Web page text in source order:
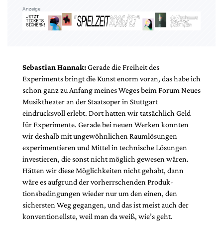
Anzeige
Sebastian Hannak:Gerade die Freiheit des
Experiments bringt die Kunst enorm voran, das habe ich
schon ganz zu Anfang meines Weges beim Forum Neues
Musiktheater an der Staatsoper in Stuttgart
eindrucksvoll erlebt. Dort hatten wir tatsächlich Geld
für Experimente. Gerade bei neuen Werken konnten
wir deshalb mit ungewöhnlichen Raumlösungen
experimentieren und Mittel in technische Lösungen
investieren, die sonst nicht möglich gewesen wären.
Hätten wir diese Möglichkeiten nicht gehabt, dann
wäre es aufgrund der vorherrschenden Produk­
tionsbedingungen wieder nur um den einen, den
sichersten Weg gegangen, und das ist meist auch der
konventionellste, weil man da weiß, wie’s geht.